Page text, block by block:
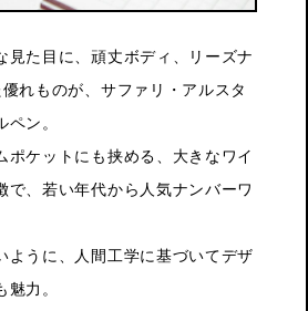
見た目に、頑丈ボディ、リーズナ
れものが、サファリ・アルスタ
ン。
ポケットにも挟める、大きなワイ
で、若い年代から人気ナンバーワ
ように、人間工学に基づいてデザ
力。